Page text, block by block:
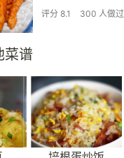
评分 8.1 300 人做过
菜谱